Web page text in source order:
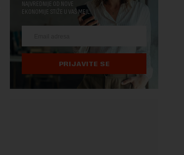
NAJVREDNIJE OD NOVE
EKONOMIJE STIŽE U VAŠ MEJL.
PRIJAVITE SE